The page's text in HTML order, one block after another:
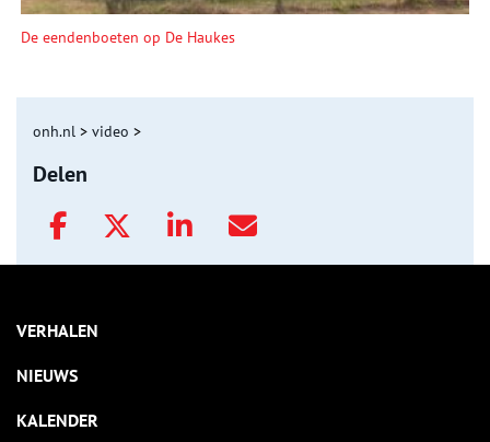
De eendenboeten op De Haukes
onh.nl > video >
Delen
VERHALEN
NIEUWS
KALENDER